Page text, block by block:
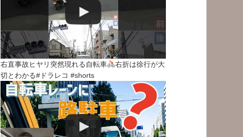
右直事故ヒヤリ突然現れる自転車
右折は徐行が大
切とわかる#ドラレコ #shorts